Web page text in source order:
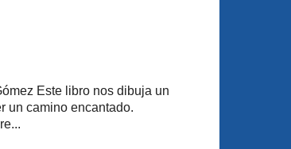
Este libro nos dibuja un
un camino encantado.